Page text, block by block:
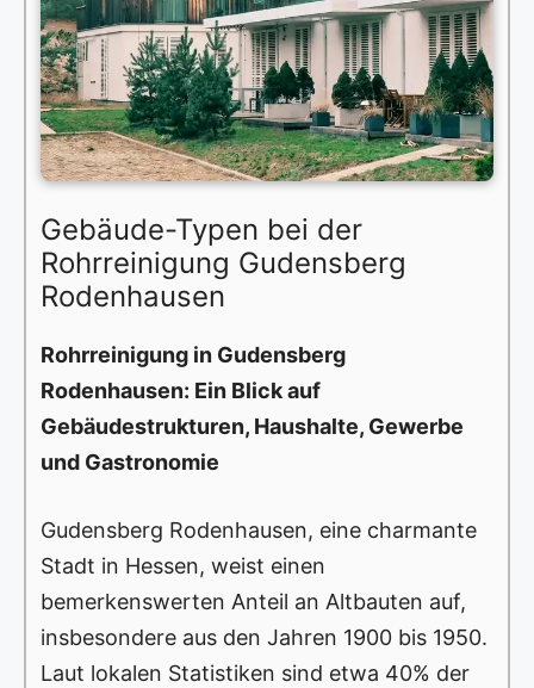
Gebäude-Typen bei der
Rohrreinigung Gudensberg
Rodenhausen
Rohrreinigung in Gudensberg
Rodenhausen: Ein Blick auf
Gebäudestrukturen, Haushalte, Gewerbe
und Gastronomie
Gudensberg Rodenhausen, eine charmante
Stadt in Hessen, weist einen
bemerkenswerten Anteil an Altbauten auf,
insbesondere aus den Jahren 1900 bis 1950.
Laut lokalen Statistiken sind etwa 40% der